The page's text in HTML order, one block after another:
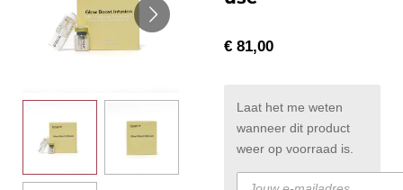
€ 81,00
Laat het me weten
wanneer dit product
weer op voorraad is.